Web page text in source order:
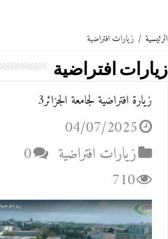
الرئيسية / زيارات افتراضية
زيارات افتراضية
زيارة افتراضية لجامعة الجزائر3
04/07/2025
زيارات افتراضية
0
710